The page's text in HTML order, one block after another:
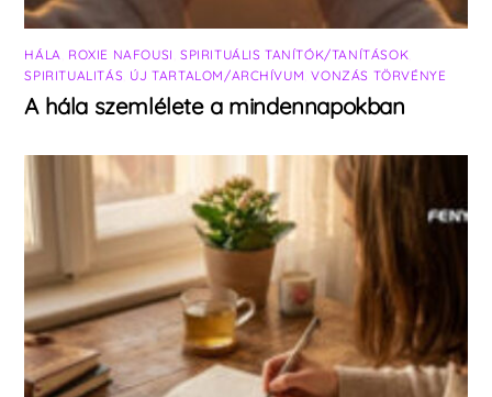
HÁLA ROXIE NAFOUSI SPIRITUÁLIS TANÍTÓK/TANÍTÁSOK
SPIRITUALITÁS ÚJ TARTALOM/ARCHÍVUM ,VONZÁS TÖRVÉNYE
A hála szemlélete a mindennapokban